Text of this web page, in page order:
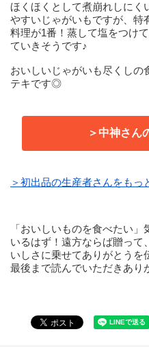
ほくほくとして煮崩れしにく
やすいじゃがいもですが、特
料理が1番！蒸して塩をつけ
ていきそうです♪
おいしいじゃがいも尽くしの
テキです◎
＞中神さん
＞初出品の生産者さんをもっ
「おいしいものを食べたい
いるはず！遠方ならば贈って
いしさに乗せてありがとうを
最後まで読んでいただきあり